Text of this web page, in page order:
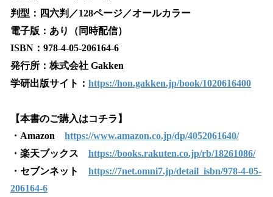
判型：四六判／128ページ／オールカラー
電子版：あり（同時配信）
ISBN：978-4-05-206164-6
発行所：株式会社 Gakken
学研出版サイト： https://hon.gakken.jp/book/1020616400
【本書のご購入はコチラ】
・Amazon https://www.amazon.co.jp/dp/4052061640/
・楽天ブックス https://books.rakuten.co.jp/rb/18261086/
・セブンネット https://7net.omni7.jp/detail_isbn/978-4-05-
206164-6